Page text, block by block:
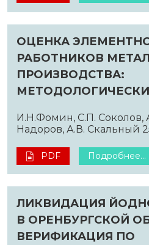
ОЦЕНКА
РАБОТНИКОВ
ПРОИЗВОДСТВА:
И.Н.Фомин, С.П. Соколов,
Надоров, А.В. Скальный
PDF Подробнее...
ЛИКВИДАЦИЯ
В ОРЕНБУРГСКОЙ
ВЕРИФИКАЦИЯ ПО